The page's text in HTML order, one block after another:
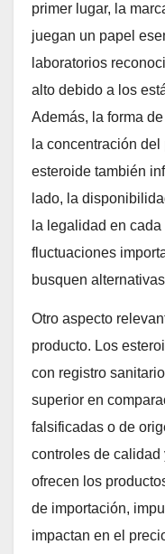
primer lugar, la
juegan un papel
laboratorios
alto debido a los
Además, la forma
la concentración
esteroide también
lado, la
la legalidad en
fluctuaciones
busquen
Otro aspecto
producto. Los
con registro
superior en
falsificadas o de
controles de
ofrecen los
de importación,
impactan en el